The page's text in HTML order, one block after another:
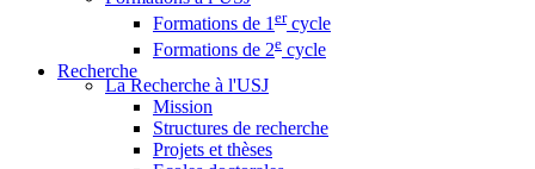
Formations de 1 ercycle
Formations de 2e cycle
Recherche
La Recherche à l'USJ
Mission
Structures de recherche
Projets et thèses